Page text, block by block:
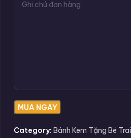
Category: Bánh Kem Tặng Bé Trai